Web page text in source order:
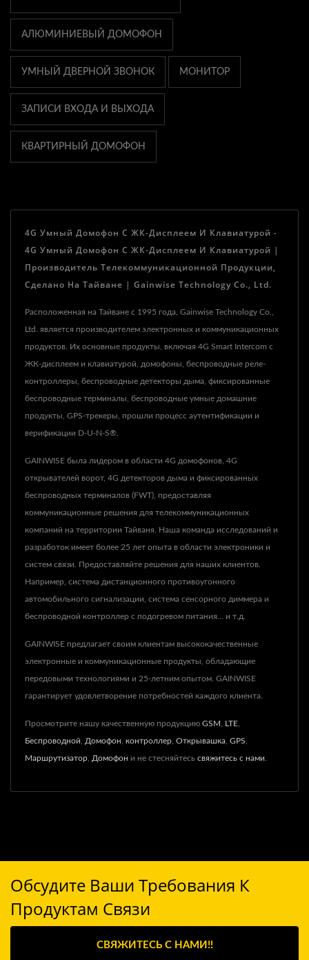
АЛЮМИНИЕВЫЙ ДОМОФОН
УМНЫЙ ДВЕРНОЙ ЗВОНОК МОНИТОР
ЗАПИСИ ВХОДА И ВЫХОДА
КВАРТИРНЫЙ ДОМОФОН
4G Умный Домофон С ЖК-Дисплеем И Клавиатурой -
4G Умный Домофон С ЖК-Дисплеем И Клавиатурой |
Производитель Телекоммуникационной Продукции,
Сделано На Тайване | Gainwise Technology Co., Ltd.
Расположенная на Тайване с 1995 года, Gainwise Technology Co.,
Ltd. является производителем электронных и коммуникационных
продуктов. Их основные продукты, включая 4G Smart Intercom с
ЖК-дисплеем и клавиатурой, домофоны, беспроводные реле-
контроллеры, беспроводные детекторы дыма, фиксированные
беспроводные терминалы, беспроводные умные домашние
продукты, GPS-трекеры, прошли процесс аутентификации и
верификации D-U-N-S®.
GAINWISE была лидером в области 4G домофонов, 4G
открывателей ворот, 4G детекторов дыма и фиксированных
беспроводных терминалов (FWT), предоставляя
коммуникационные решения для телекоммуникационных
компаний на территории Тайваня. Наша команда исследований и
разработок имеет более 25 лет опыта в области электроники и
систем связи. Предоставляйте решения для наших клиентов.
Например, система дистанционного противоугонного
автомобильного сигнализации, система сенсорного диммера и
беспроводной контроллер с подогревом питания... и т.д.
GAINWISE предлагает своим клиентам высококачественные
электронные и коммуникационные продукты, обладающие
передовыми технологиями и 25-летним опытом. GAINWISE
гарантирует удовлетворение потребностей каждого клиента.
Просмотрите нашу качественную продукцию GSM LTE
Беспроводной Домофон контроллер Открывашка GPS
Маршрутизатор Домофон и не стесняйтесь свяжитесь с нами
Обсудите Ваши Требования К
Продуктам Связи
СВЯЖИТЕСЬ С НАМИ!!